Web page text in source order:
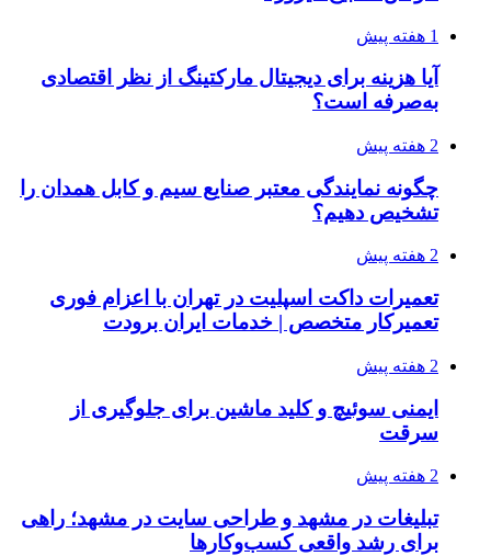
1 هفته پیش
آیا هزینه برای دیجیتال مارکتینگ از نظر اقتصادی
به‌صرفه است؟
2 هفته پیش
چگونه نمایندگی معتبر صنایع سیم و کابل همدان را
تشخیص دهیم؟
2 هفته پیش
تعمیرات داکت اسپلیت در تهران با اعزام فوری
تعمیرکار متخصص | خدمات ایران برودت
2 هفته پیش
ایمنی سوئیچ و کلید ماشین برای جلوگیری از
سرقت
2 هفته پیش
تبلیغات در مشهد و طراحی سایت در مشهد؛ راهی
برای رشد واقعی کسب‌وکارها